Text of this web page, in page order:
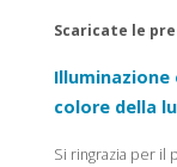
Scaricate le
Illuminazione
colore della
Si ringrazia per il